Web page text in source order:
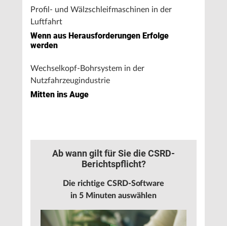
Profil- und Wälzschleifmaschinen in der
Luftfahrt
Wenn aus Herausforderungen Erfolge
werden
Wechselkopf-Bohrsystem in der
Nutzfahrzeugindustrie
Mitten ins Auge
Ab wann gilt für Sie die CSRD-
Berichtspflicht?
Die richtige CSRD-Software
in 5 Minuten auswählen